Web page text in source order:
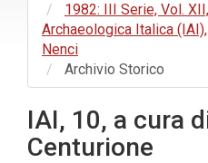
1982: III Serie, Vol.
Archaeologica Italica
Nenci
Archivio Storico
IAI, 10, a cura
Centurione